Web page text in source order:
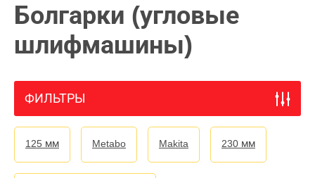
Болгарки (угловые
шлифмашины)
ФИЛЬТРЫ
125 мм Metabo Makita 230 мм